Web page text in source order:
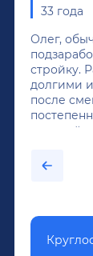
33 года
Олег,
стройку.
долгими
после
крепкий
было
Довженко.